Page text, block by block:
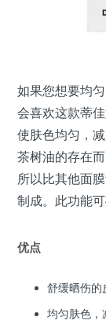
如果您想要均
会喜欢这款蒂
使肤色均匀，
茶树油的存在
所以比其他面
制成。此功能
优点
舒缓晒伤的
均匀肤色，